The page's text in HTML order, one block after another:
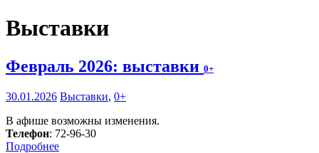
Выставки
Февраль 2026: выставки 0+
30.01.2026 Выставки, 0+
В афише возможны изменения.
Телефон: 72-96-30
Подробнее